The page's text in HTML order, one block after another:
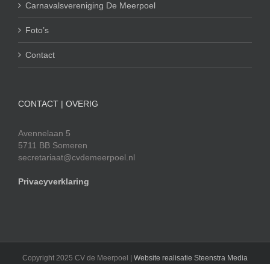
Carnavalsvereniging De Meerpoel
Foto’s
Contact
CONTACT | OVERIG
Avennelaan 5
5711 BB Someren
secretariaat@cvdemeerpoel.nl
Privacyverklaring
Copyright 2025 CV de Meerpoel | Website realisatie Steenstra Media